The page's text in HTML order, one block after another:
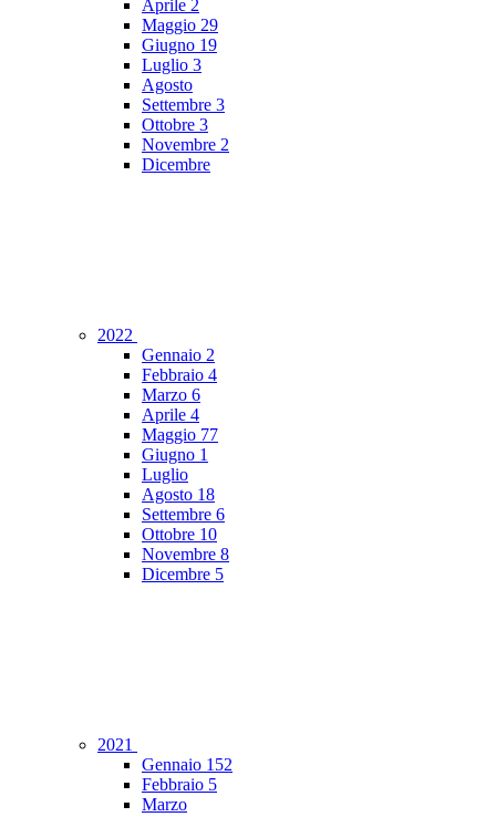
Aprile 2
Maggio 29
Giugno 19
Luglio 3
Agosto
Settembre 3
Ottobre 3
Novembre 2
Dicembre
2022
Gennaio 2
Febbraio 4
Marzo 6
Aprile 4
Maggio 77
Giugno 1
Luglio
Agosto 18
Settembre 6
Ottobre 10
Novembre 8
Dicembre 5
2021
Gennaio 152
Febbraio 5
Marzo